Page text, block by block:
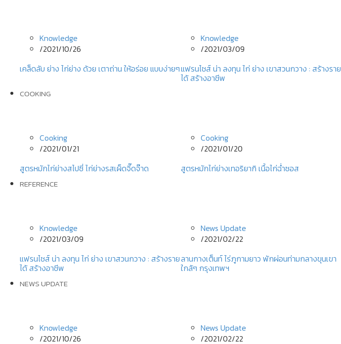
Knowledge
/2021/10/26
เคล็ดลับ ย่าง ไก่ย่าง ด้วย เตาถ่าน ให้อร่อย แบบง่ายๆ
Knowledge
/2021/03/09
แฟรนไชส์ น่า ลงทุน ไก่ ย่าง เขาสวนกวาง : สร้างราย
ได้ สร้างอาชีพ
COOKING
Cooking
/2021/01/21
สูตรหมักไก่ย่างสไปซี่ ไก่ย่างรสเผ็ดจี๊ดจ๊าด
Cooking
/2021/01/20
สูตรหมักไก่ย่างเทอริยากิ เนื้อไก่ฉ่ำซอส
REFERENCE
Knowledge
/2021/03/09
แฟรนไชส์ น่า ลงทุน ไก่ ย่าง เขาสวนกวาง : สร้างราย
ได้ สร้างอาชีพ
News Update
/2021/02/22
ลานกางเต็นท์ ไร่ภูกามยาว พักผ่อนท่ามกลางขุนเขา
ใกล้ๆ กรุงเทพฯ
NEWS UPDATE
Knowledge
/2021/10/26
News Update
/2021/02/22